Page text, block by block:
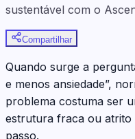
sustentável com o
Compartilhar
Quando surge a
e menos ansiedade”,
problema costuma ser
estrutura fraca ou atrito
passo.